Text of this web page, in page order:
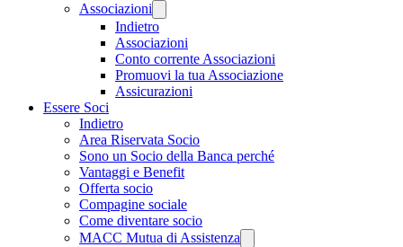
Associazioni
Indietro
Associazioni
Conto corrente Associazioni
Promuovi la tua Associazione
Assicurazioni
Essere Soci
Indietro
Area Riservata Socio
Sono un Socio della Banca perché
Vantaggi e Benefit
Offerta socio
Compagine sociale
Come diventare socio
MACC Mutua di Assistenza